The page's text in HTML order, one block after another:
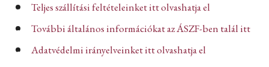
Teljes szállítási feltételeinket itt olvashatja el
További általános információkat az ÁSZF-ben talál itt
Adatvédelmi irányelveinket itt olvashatja el